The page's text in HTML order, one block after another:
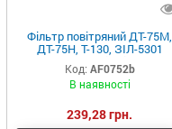
Фільтр повітряний ДТ-75М,
ДТ-75Н, Т-130, ЗІЛ-5301
"Бичок" (внутрішній) (ви-во
ALPHA FILTER)
Код: AF0752b
В наявності
239,28 грн.